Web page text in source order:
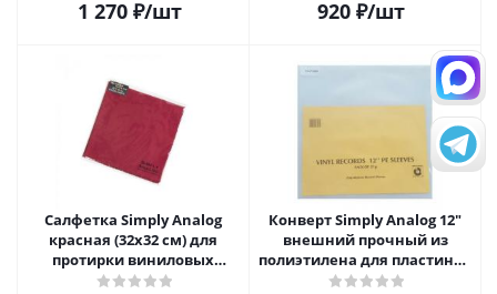
1 270₽/шт 920 ₽/шт
Салфетка Simply Analog
красная (32х32 см) для
протирки виниловых
пластинок из микрофибры
Конверт Simply Analog 12"
внешний прочный из
полиэтилена для пластинок
(25шт)